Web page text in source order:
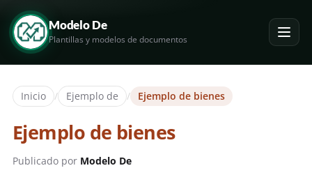
Modelo De
Plantillas y modelos de documentos
Inicio / Ejemplo de / Ejemplo de bienes
Ejemplo de bienes
Publicado por Modelo De